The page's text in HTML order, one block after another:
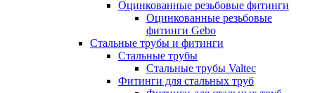
Оцинкованные резьбовые фитинги
Оцинкованные резьбовые
фитинги Gebo
Стальные трубы и фитинги
Стальные трубы
Стальные трубы Valtec
Фитинги для стальных труб